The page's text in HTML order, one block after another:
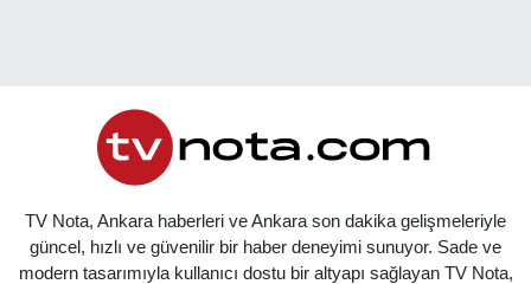
TV Nota, Ankara haberleri ve Ankara son dakika gelişmeleriyle
güncel, hızlı ve güvenilir bir haber deneyimi sunuyor. Sade ve
modern tasarımıyla kullanıcı dostu bir altyapı sağlayan TV Nota,